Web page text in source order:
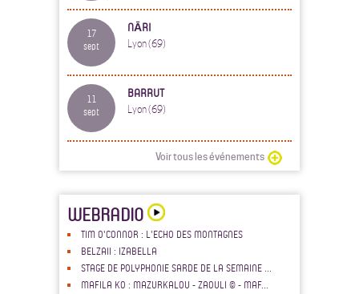
17
sept
NĀRI
Lyon (69)
11
sept
BARRUT
Lyon (69)
Voir tous les événements
WEBRADIO
TIM O'CONNOR : L'ECHO DES MONTAGNES
BELZAII : IZABELLA
STAGE DE POLYPHONIE SARDE DE LA SEMAINE ...
MAFILA KO : MAZURKALOU - ZAOULI © - MAF...